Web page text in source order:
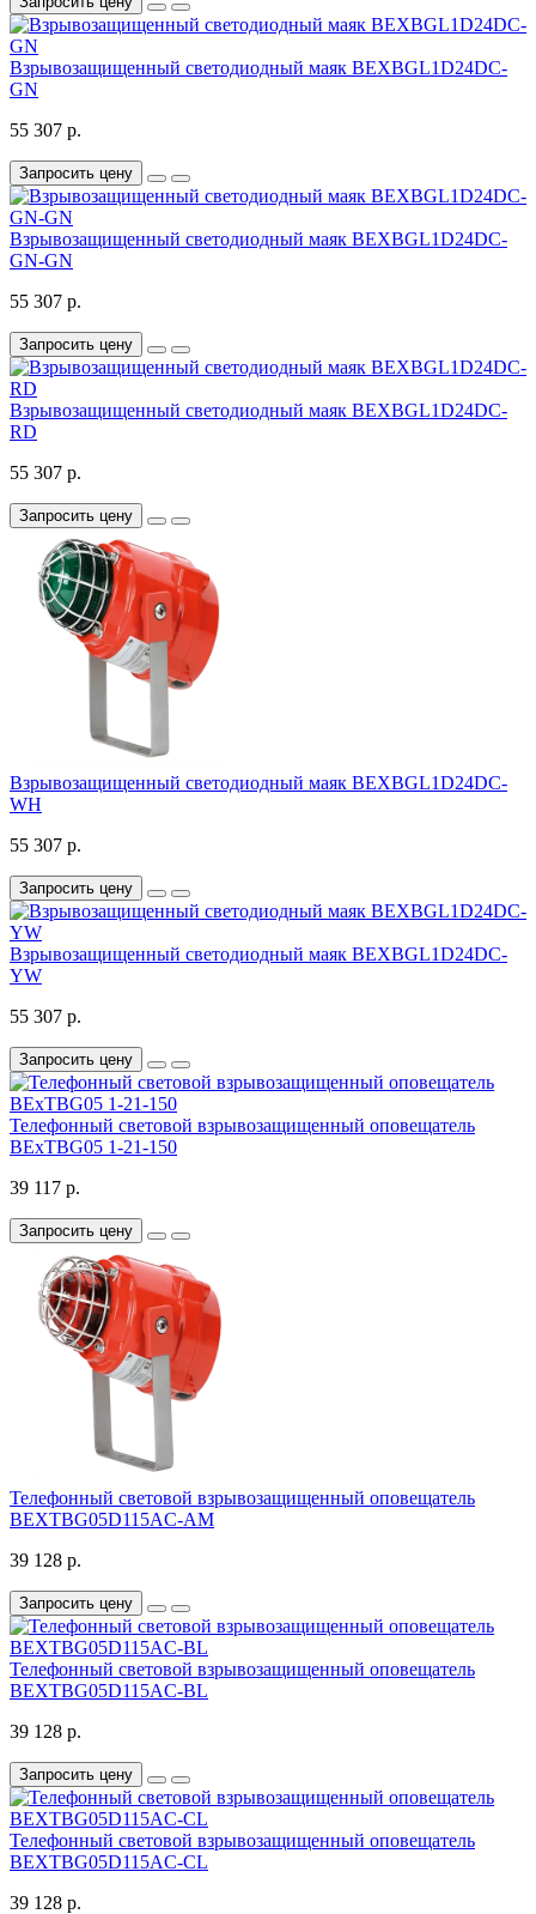
Взрывозащищенный светодиодный маяк BEXBGL1D24DC-
GN
55 307 р.
Запросить цену
Взрывозащищенный светодиодный маяк BEXBGL1D24DC-
GN-GN
55 307 р.
Запросить цену
Взрывозащищенный светодиодный маяк BEXBGL1D24DC-
RD
55 307 р.
Запросить цену
Взрывозащищенный светодиодный маяк BEXBGL1D24DC-
WH
55 307 р.
Запросить цену
Взрывозащищенный светодиодный маяк BEXBGL1D24DC-
YW
55 307 р.
Запросить цену
Телефонный световой взрывозащищенный оповещатель
BExTBG05 1-21-150
39 117 р.
Запросить цену
Телефонный световой взрывозащищенный оповещатель
BEXTBG05D115AC-AM
39 128 р.
Запросить цену
Телефонный световой взрывозащищенный оповещатель
BEXTBG05D115AC-BL
39 128 р.
Запросить цену
Телефонный световой взрывозащищенный оповещатель
BEXTBG05D115AC-CL
39 128 р.